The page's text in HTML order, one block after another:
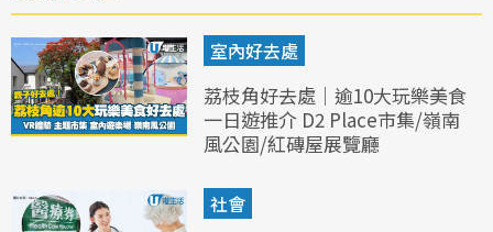
室內好去處
荔枝角好去處｜逾10大玩樂美食
一日遊推介 D2 Place市集/嶺南
風公園/紅磚屋展覽廳
社會